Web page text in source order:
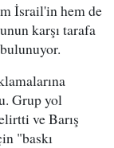
İsrail'in hem de
karşı tarafa
Grup yol
ve Barış
"baskı